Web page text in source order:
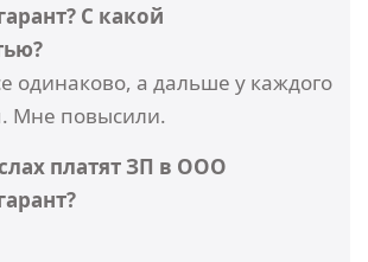
С какой
одинаково, а дальше у каждого
Мне повысили.
платят ЗП в ООО